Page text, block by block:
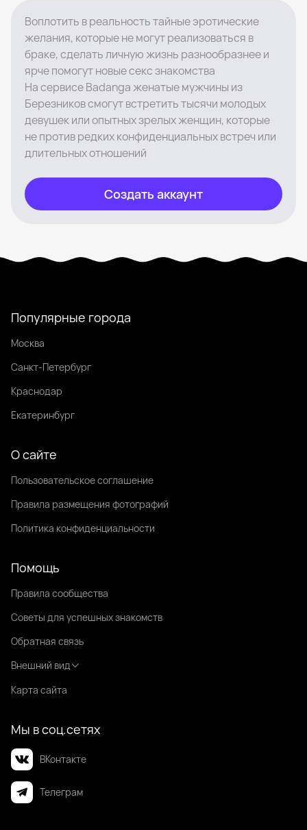
Воплотить в реальность тайные эротические
желания, которые не могут реализоваться в
браке, сделать личную жизнь разнообразнее и
ярче помогут новые секс знакомства
На сервисе Badanga женатые мужчины из
Березников смогут встретить тысячи молодых
девушек или опытных зрелых женщин, которые
не против редких конфиденциальных встреч или
длительных отношений
Создать аккаунт
Популярные города
Москва
Санкт-Петербург
Краснодар
Екатеринбург
О сайте
Пользовательское соглашение
Правила размещения фотографий
Политика конфиденциальности
Помощь
Правила сообщества
Советы для успешных знакомств
Обратная связь
Внешний вид
Карта сайта
Мы в соц.сетях
ВКонтакте
Телеграм